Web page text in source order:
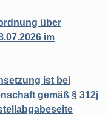
über
im
ist bei
gemäß § 312j